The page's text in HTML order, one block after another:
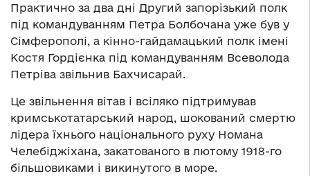
Практично за два дні Другий запорізький полк
під командуванням Петра Болбочана уже був у
Сімферополі, а кінно-гайдамацький полк імені
Костя Гордієнка під командуванням Всеволода
Петріва звільнив Бахчисарай.
Це звільнення вітав і всіляко підтримував
кримськотатарський народ, шокований смертю
лідера їхнього національного руху Номана
Челебіджіхана, закатованого в лютому 1918-го
більшовиками і викинутого в море.